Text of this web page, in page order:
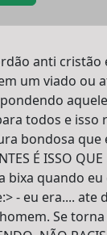
anti cristão
um viado ou
todos e isso
bondosa
É ISSO
quando eu
- eu era.... ate
Se